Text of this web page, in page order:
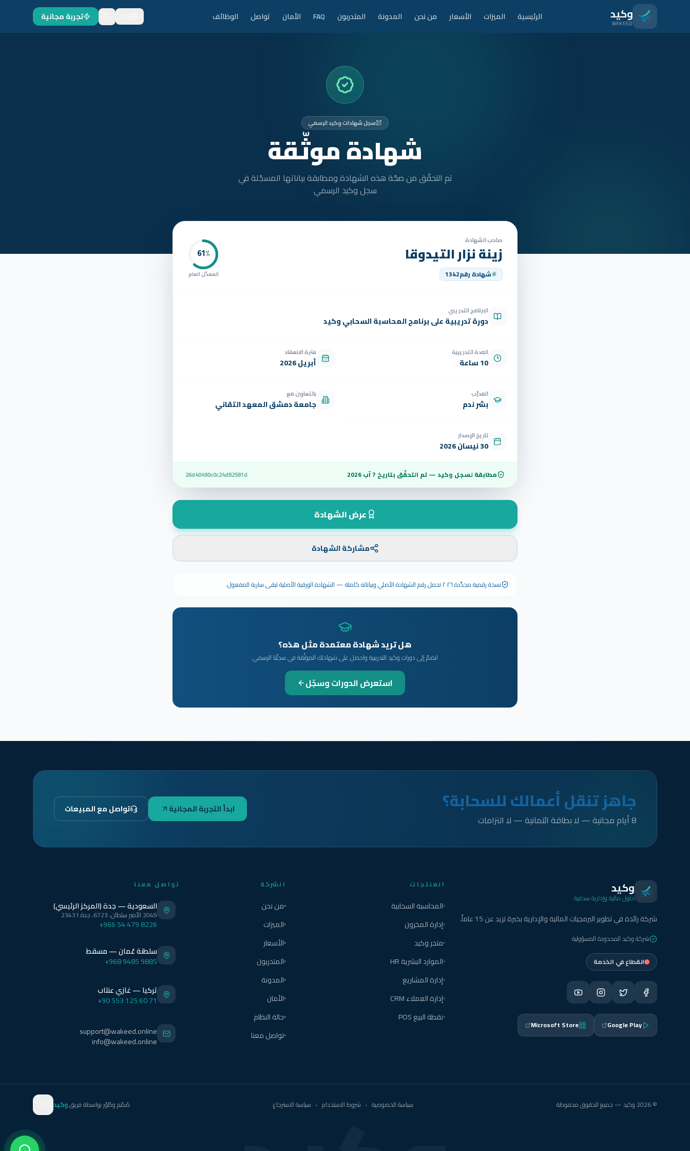
انتقل للمحتوى الرئيسيوكيد
WAKEED الرئيسية الميزات الأسعار من نحن المدونة المتدربون FAQ الأمان تواصل الوظائف تجربة مجانية
سجل شهادات وكيد الرسمي
شهادة موثّقة
تم التحقّق من صحّة هذه الشهادة ومطابقة بياناتها المسجّلة في
سجل وكيد الرسمي
صاحب الشهادة
زينة نزار التيدوقا
شهادة رقم1342
61٪
المعدّل العام
البرنامج التدريبي
دورة تدريبية على برنامج المحاسبة السحابي وكيد
المدة التدريبية
10 ساعة
فترة الانعقاد
أبريل 2026
المدرّب
بشر ندم
بالتعاون مع
جامعة دمشق المعهد التقاني
تاريخ الإصدار
30 نيسان 2026
مطابقة لسجل وكيد — تم التحقّق بتاريخ 7 آب 2026 26d40490c0c24d82581d
عرض الشهادة
مشاركة الشهادة
نسخة رقمية مجدَّدة ٢٠٢٦ تحمل رقم الشهادة الأصلي وبياناته كاملة — الشهادة الورقية الأصلية تبقى سارية المفعول.
هل تريد شهادة معتمدة مثل هذه؟
انضمّ إلى دورات وكيد التدريبية واحصل على شهادتك الموثّقة في سجلّنا الرسمي
استعرض الدورات وسجّل
جاهز تنقل أعمالك للسحابة؟
8 أيام مجانية — لا بطاقة ائتمانية — لا التزامات
ابدأ التجربة المجانية تواصل مع المبيعات
وكيد
حلول مالية وإدارية سحابية
شركة رائدة في تطوير البرمجيات المالية والإدارية بخبرة تزيد عن 15 عاماً.
شركة وكيد المحدودة المسؤولية
انقطاع في الخدمة
Google Play
Microsoft Store
المنتجات
المحاسبة السحابية
إدارة المخزون
متجر وكيد
الموارد البشرية HR
إدارة المشاريع
إدارة العملاء CRM
نقطة البيع POS
الشركة
من نحن
الميزات
الأسعار
المتدربون
المدونة
الأمان
حالة النظام
تواصل معنا
تواصل معنا
السعودية — جدة (المركز الرئيسي)
2049 الأمير سلطان، 6723، جدة 23431
+966 54 479 8226
سلطنة عُمان — مسقط
+968 9485 9885
تركيا — غازي عنتاب
+90 553 125 60 71
support@wakeed.online
info@wakeed.online
© 2026 وكيد — جميع الحقوق محفوظة سياسة الخصوصية • شروط الاستخدام • سياسة الاسترجاع صُمّم وطُوّر بواسطة فريقوكيد